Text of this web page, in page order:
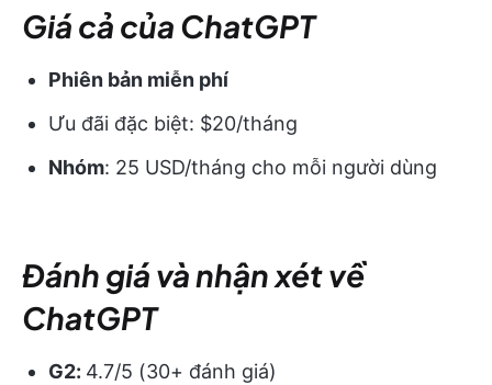
Giá cả của ChatGPT
Phiên bản miễn phí
Ưu đãi đặc biệt: $20/tháng
Nhóm: 25 USD/tháng cho mỗi người dùng
Đánh giá và nhận xét về
ChatGPT
G2: 4.7/5 (30+ đánh giá)